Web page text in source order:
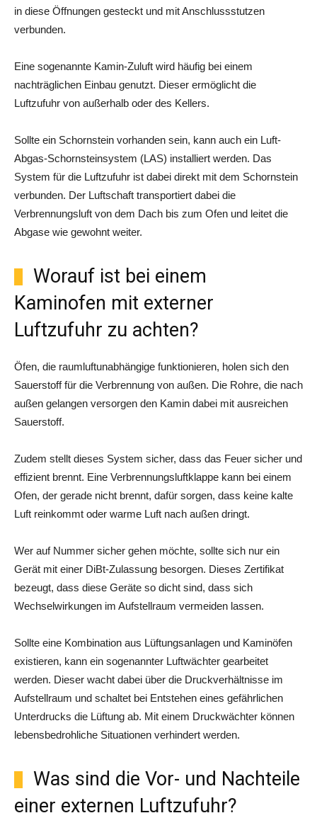
in diese Öffnungen gesteckt und mit Anschlussstutzen
verbunden.
Eine sogenannte Kamin-Zuluft wird häufig bei einem
nachträglichen Einbau genutzt. Dieser ermöglicht die
Luftzufuhr von außerhalb oder des Kellers.
Sollte ein Schornstein vorhanden sein, kann auch ein Luft-
Abgas-Schornsteinsystem (LAS) installiert werden. Das
System für die Luftzufuhr ist dabei direkt mit dem Schornstein
verbunden. Der Luftschaft transportiert dabei die
Verbrennungsluft von dem Dach bis zum Ofen und leitet die
Abgase wie gewohnt weiter.
Worauf ist bei einem
Kaminofen mit externer
Luftzufuhr zu achten?
Öfen, die raumluftunabhängige funktionieren, holen sich den
Sauerstoff für die Verbrennung von außen. Die Rohre, die nach
außen gelangen versorgen den Kamin dabei mit ausreichen
Sauerstoff.
Zudem stellt dieses System sicher, dass das Feuer sicher und
effizient brennt. Eine Verbrennungsluftklappe kann bei einem
Ofen, der gerade nicht brennt, dafür sorgen, dass keine kalte
Luft reinkommt oder warme Luft nach außen dringt.
Wer auf Nummer sicher gehen möchte, sollte sich nur ein
Gerät mit einer DiBt-Zulassung besorgen. Dieses Zertifikat
bezeugt, dass diese Geräte so dicht sind, dass sich
Wechselwirkungen im Aufstellraum vermeiden lassen.
Sollte eine Kombination aus Lüftungsanlagen und Kaminöfen
existieren, kann ein sogenannter Luftwächter gearbeitet
werden. Dieser wacht dabei über die Druckverhältnisse im
Aufstellraum und schaltet bei Entstehen eines gefährlichen
Unterdrucks die Lüftung ab. Mit einem Druckwächter können
lebensbedrohliche Situationen verhindert werden.
Was sind die Vor- und Nachteile
einer externen Luftzufuhr?